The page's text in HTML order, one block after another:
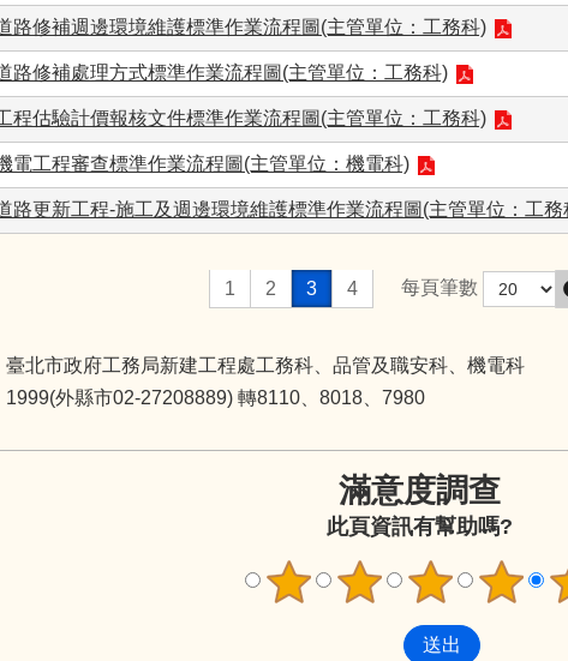
路修補週邊環境維護標準作業流程圖(主管單位：工務科)
路修補處理方式標準作業流程圖(主管單位：工務科)
程估驗計價報核文件標準作業流程圖(主管單位：工務科)
電工程審查標準作業流程圖(主管單位：機電科)​
路更新工程-施工及週邊環境維護標準作業流程圖(主管單位：工務
1 2 3 4 每頁筆數
臺北市政府工務局新建工程處工務科、品管及職安科、機電科
1999(外縣市02-27208889) 轉8110、8018、7980
滿意度調查
此頁資訊有幫助嗎?